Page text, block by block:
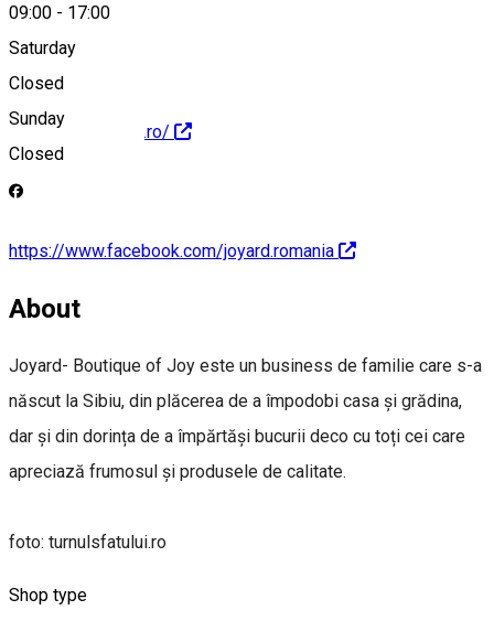
09:00 - 17:00
Saturday
Closed
Sunday
Closed
office@joyard.ro
http://www.joyard.ro/
https://www.facebook.com/joyard.romania
About
Joyard- Boutique of Joy este un business de familie care s-a
născut la Sibiu, din plăcerea de a împodobi casa și grădina,
dar și din dorința de a împărtăși bucurii deco cu toți cei care
apreciază frumosul și produsele de calitate.
foto: turnulsfatului.ro
Shop type